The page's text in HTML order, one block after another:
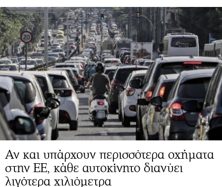
Αν και υπάρχουν περισσότερα οχήματα
στην ΕΕ, κάθε αυτοκίνητο διανύει
λιγότερα χιλιόμετρα